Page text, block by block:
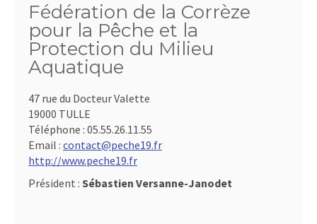
Fédération de la Corrèze
pour la Pêche et la
Protection du Milieu
Aquatique
47 rue du Docteur Valette
19000 TULLE
Téléphone : 05.55.26.11.55
Email : contact@peche19.fr
http://www.peche19.fr
Président : Sébastien Versanne-Janodet